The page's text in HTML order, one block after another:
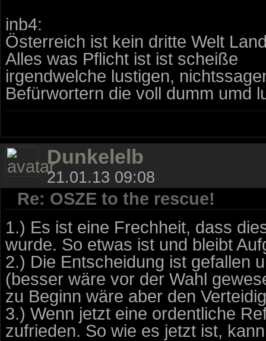
inb4:
Österreich ist kein dritte Welt
Alles was Pflicht ist ist scheiße
irgendwelche lustigen,
Befürwortern die voll dumm umd
Dunkelelb
21.01.13 09:08
Re: OSZE to the rescue!
1.) Es ist eine Frechheit, dass
wurde. So etwas ist und bleibt
2.) Die Entscheidung ist gefallen
(besser wäre vor der Wahl
zu Beginn wäre aber den
3.) Wenn jetzt eine ordentliche
zufrieden. So wie es jetzt ist,